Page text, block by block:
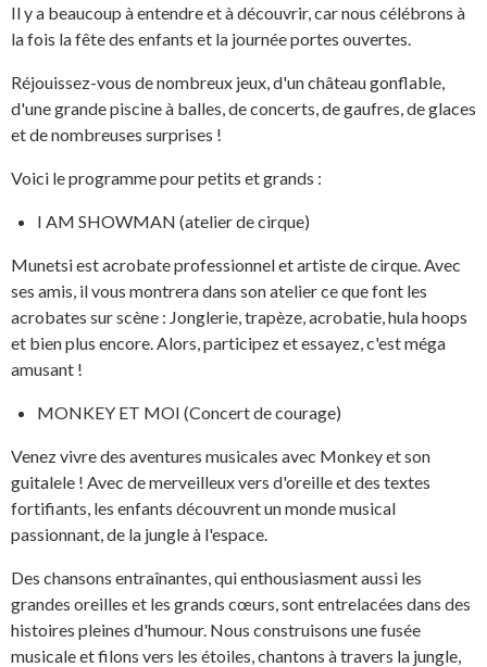
Il y a beaucoup à entendre et à découvrir, car nous célébrons à
la fois la fête des enfants et la journée portes ouvertes.
Réjouissez-vous de nombreux jeux, d'un château gonflable,
d'une grande piscine à balles, de concerts, de gaufres, de glaces
et de nombreuses surprises !
Voici le programme pour petits et grands :
I AM SHOWMAN (atelier de cirque)
Munetsi est acrobate professionnel et artiste de cirque. Avec
ses amis, il vous montrera dans son atelier ce que font les
acrobates sur scène : Jonglerie, trapèze, acrobatie, hula hoops
et bien plus encore. Alors, participez et essayez, c'est méga
amusant !
MONKEY ET MOI (Concert de courage)
Venez vivre des aventures musicales avec Monkey et son
guitalele ! Avec de merveilleux vers d'oreille et des textes
fortifiants, les enfants découvrent un monde musical
passionnant, de la jungle à l'espace.
Des chansons entraînantes, qui enthousiasment aussi les
grandes oreilles et les grands cœurs, sont entrelacées dans des
histoires pleines d'humour. Nous construisons une fusée
musicale et filons vers les étoiles, chantons à travers la jungle,